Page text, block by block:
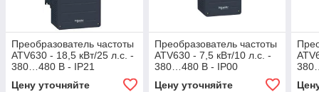
Преобразователь частоты
ATV630 - 18,5 кВт/25 л.с. -
380…480 В - IP21
Цену уточняйте
Преобразователь частоты
ATV630 - 7,5 кВт/10 л.с. -
380…480 В - IP00
Цену уточняйте